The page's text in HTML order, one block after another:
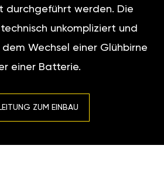
durchgeführt werden. Die
unkompliziert und
Wechsel einer Glühbirne
einer Batterie.
ZUM EINBAU